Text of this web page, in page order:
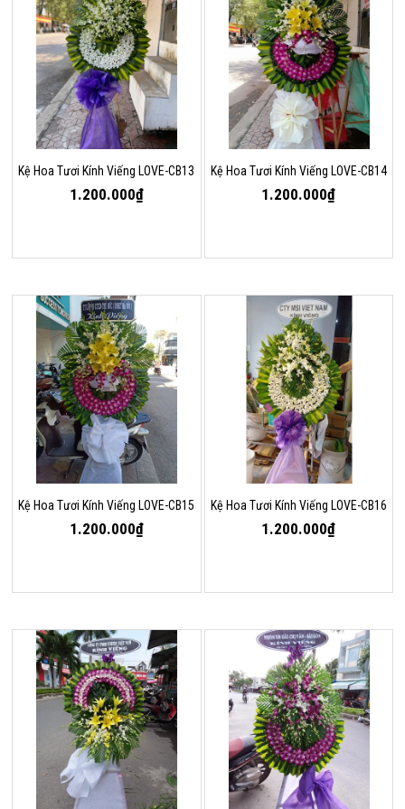
Kệ Hoa Tươi Kính Viếng LOVE-CB13
1.200.000₫
Kệ Hoa Tươi Kính Viếng LOVE-CB14
1.200.000₫
Kệ Hoa Tươi Kính Viếng LOVE-CB15
1.200.000₫
Kệ Hoa Tươi Kính Viếng LOVE-CB16
1.200.000₫